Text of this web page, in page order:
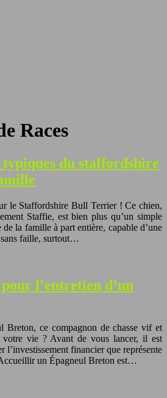
Races
du staffordshire
le Staffordshire Bull Terrier ! Ce chien,
Staffie, est bien plus qu’un simple
de la famille à part entière, capable d’une
sans faille, surtout…
l’entretien d’un
Breton, ce compagnon de chasse vif et
votre vie ? Avant de vous lancer, il est
l’investissement financier que représente
un Épagneul Breton est…